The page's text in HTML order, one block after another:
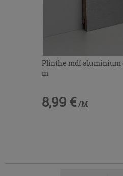
Plinthe mdf aluminium
m
8,99 € /M